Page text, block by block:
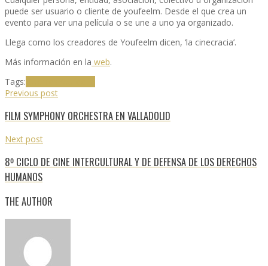
puede ser usuario o cliente de youfeelm. Desde el que crea un
evento para ver una película o se une a uno ya organizado.
Llega como los creadores de Youfeelm dicen, ‘la cinecracia’.
Más información en la web.
Tags:
Previous post
FILM SYMPHONY ORCHESTRA EN VALLADOLID
Next post
8º CICLO DE CINE INTERCULTURAL Y DE DEFENSA DE LOS DERECHOS
HUMANOS
THE AUTHOR